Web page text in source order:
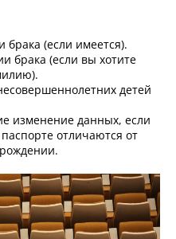
брака (если имеется).
брака (если вы хотите
детей
изменение данных, если
отличаются от